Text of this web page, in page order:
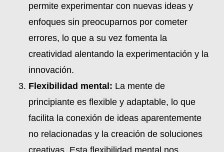
permite experimentar con nuevas ideas y
enfoques sin preocuparnos por cometer
errores, lo que a su vez fomenta la
creatividad alentando la experimentación y la
innovación.
Flexibilidad mental: La mente de
principiante es flexible y adaptable, lo que
facilita la conexión de ideas aparentemente
no relacionadas y la creación de soluciones
creativas. Esta flexibilidad mental nos